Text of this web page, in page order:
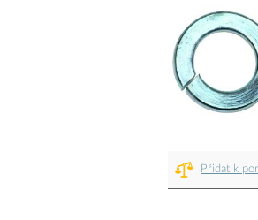
Přidat k